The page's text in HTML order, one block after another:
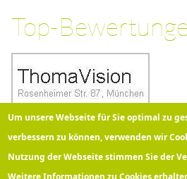
Top-
Um unsere Webseite für Sie optimal zu
verbessern zu können, verwenden wir
Nutzung der Webseite stimmen Sie der
Weitere Informationen zu Cookies